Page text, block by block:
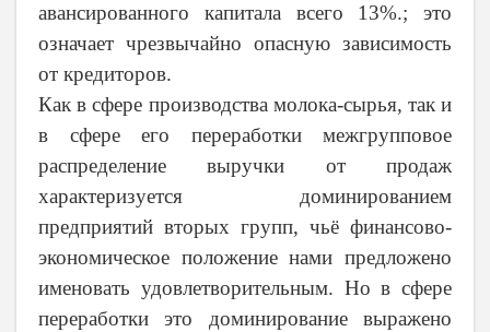
авансированного капитала всего 13%.; это
означает чрезвычайно опасную зависимость
от кредиторов.
Как в сфере производства молока-сырья, так и
в сфере его переработки межгрупповое
распределение выручки от продаж
характеризуется доминированием
предприятий вторых групп, чьё финансово-
экономическое положение нами предложено
именовать удовлетворительным. Но в сфере
переработки это доминирование выражено